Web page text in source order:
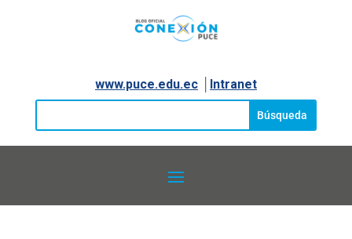
www.puce.edu.ec│ Intranet